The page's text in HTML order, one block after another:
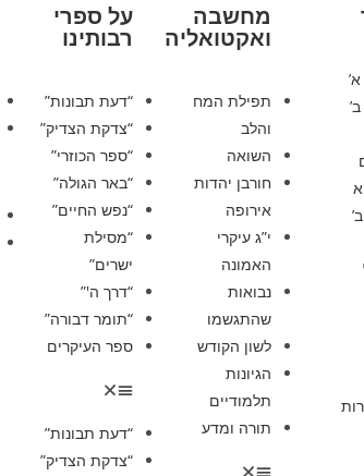
מחשבה
ואקטואליה
תפילת המח
והלב
השואה
חורבן יהדות
אירופה
י”ג עיקרי
האמונה
נבואות
שהתגשמו
לשון הקודש
הגיונות
תלמודיים
תורה ומדע
על ספרי
רבותינו
“דעת תבונות”
“צדקת הצדיק”
“ספר הכוזרי”
“באר הגולה”
“נפש החיים”
“מסילת
ישרים”
“דרך ה'”
“תומר דבורה”
ספר העיקרים
“דעת תבונות”
“צדקת הצדיק”